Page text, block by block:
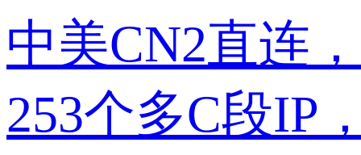
中美CN2直连
253个多C段IP